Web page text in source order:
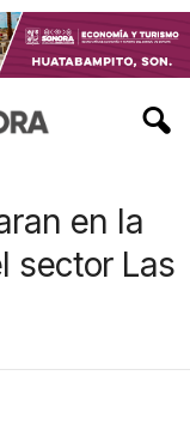
en la
sector Las